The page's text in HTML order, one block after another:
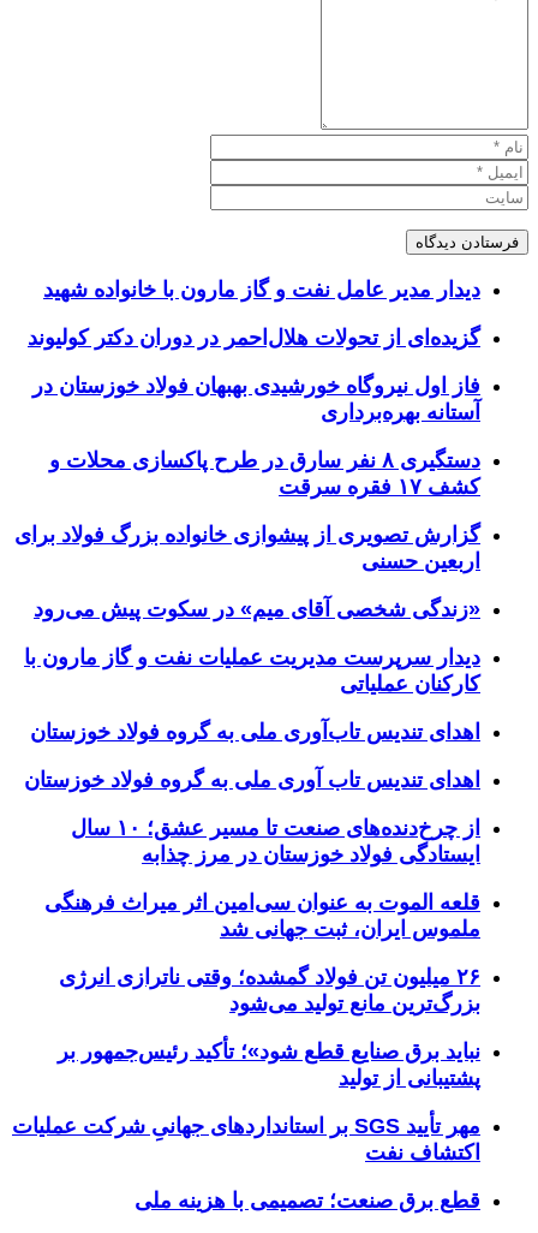
دیدار مدیر عامل نفت و گاز مارون با خانواده شهید
گزیده‌ای از تحولات هلال‌احمر در دوران دکتر کولیوند
فاز اول نیروگاه خورشیدی بهبهان فولاد خوزستان در
آستانه بهره‌برداری
دستگیری ۸ نفر سارق در طرح پاکسازی محلات و
کشف ۱۷ فقره سرقت
گزارش تصویری از پیشوازی خانواده بزرگ فولاد برای
اربعین حسنی
«زندگی شخصی آقای میم» در سکوت پیش می‌رود
دیدار سرپرست مدیریت عملیات نفت و گاز مارون با
کارکنان عملیاتی
اهدای تندیس تاب‌آوری ملی به گروه فولاد خوزستان
اهدای تندیس تاب آوری ملی به گروه فولاد خوزستان
از چرخ‌دنده‌های صنعت تا مسیر عشق؛ ۱۰ سال
ایستادگی فولاد خوزستان در مرز چذابه
قلعه الموت به عنوان سی‌امین اثر میراث‌ فرهنگی
ملموس ایران، ثبت جهانی شد
۲۶ میلیون تن فولاد گمشده؛ وقتی ناترازی انرژی
بزرگ‌ترین مانع تولید می‌شود
نباید برق صنایع قطع شود»؛ تأکید رئیس‌جمهور بر
پشتیبانی از تولید
مهر تأیید SGS بر استانداردهای جهانیِ شرکت عملیات
اکتشاف نفت
قطع برق صنعت؛ تصمیمی با هزینه ملی